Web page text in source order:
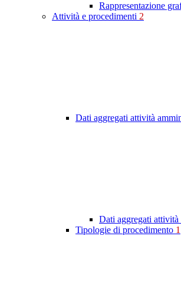
Rappresentazione
Attività e procedimenti 2
Dati aggregati attività
Dati aggregati attività
Tipologie di procedimento 1